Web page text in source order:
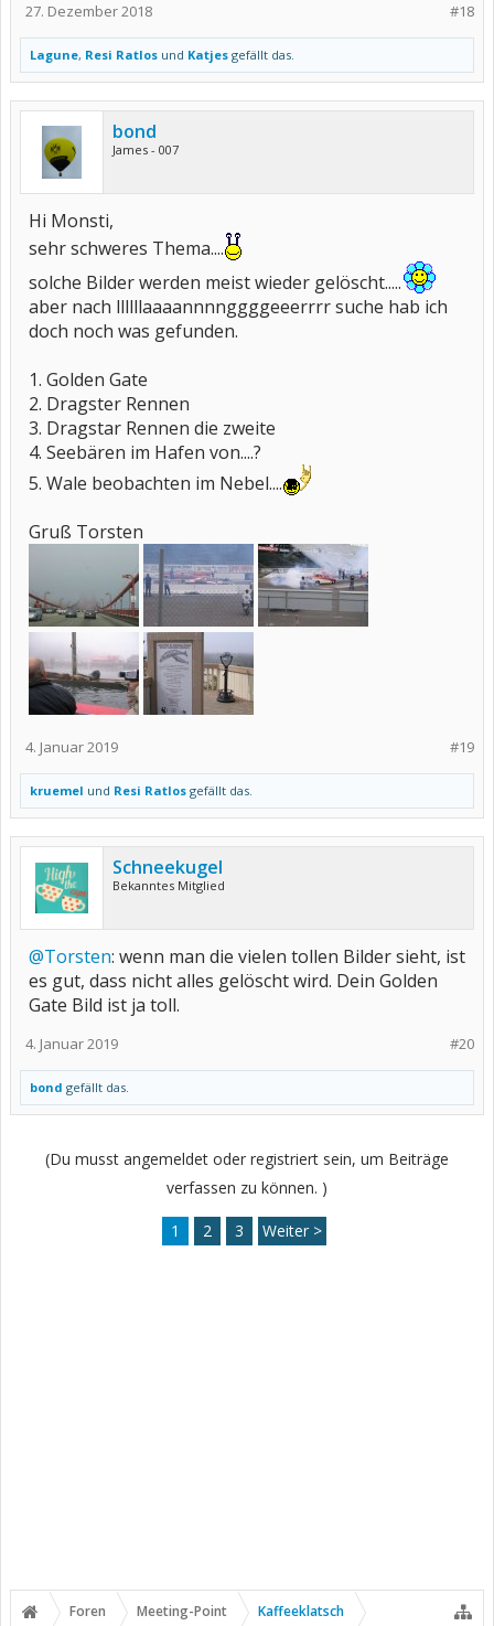
#18
27. Dezember 2018
Lagune, Resi Ratlos und Katjes gefällt das.
bond
James - 007
Hi Monsti,
sehr schweres Thema....
solche Bilder werden meist wieder gelöscht.....
aber nach llllllaaaannnnggggeeerrrr suche hab ich
doch noch was gefunden.
1. Golden Gate
2. Dragster Rennen
3. Dragstar Rennen die zweite
4. Seebären im Hafen von....?
5. Wale beobachten im Nebel....
Gruß Torsten
#19
4. Januar 2019
kruemel und Resi Ratlos gefällt das.
Schneekugel
Bekanntes Mitglied
@Torsten: wenn man die vielen tollen Bilder sieht, ist
es gut, dass nicht alles gelöscht wird. Dein Golden
Gate Bild ist ja toll.
#20
4. Januar 2019
bond gefällt das.
(Du musst angemeldet oder registriert sein, um Beiträge
verfassen zu können. )
1 2 3 Weiter >
Foren Meeting-Point Kaffeeklatsch